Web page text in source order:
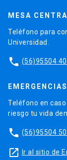
MESA
Teléfono para
Universidad.
phone (56)95504
Teléfono en
riesgo tu vida
phone (56)95504
launch Ir al sitio de